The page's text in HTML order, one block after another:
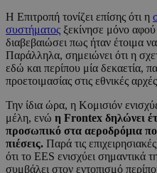
Η Επιτροπή τονίζει επίσης ότι η
συστήματος ξεκίνησε μόνο
διαβεβαιώσει πως ήταν έτοιμα
Παράλληλα, σημειώνει ότι η
εδώ και περίπου μία δεκαετία,
προετοιμασίας στις εθνικές
Την ίδια ώρα, η Κομισιόν
μέλη, ενώ η Frontex δηλώνει
προσωπικό στα αεροδρόμια
πιέσεις. Παρά τις
ότι το EES ενισχύει σημαντικά
συμβάλει στον εντοπισμό